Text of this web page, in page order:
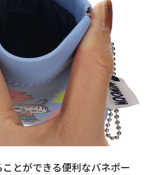
とができる便利なバネポー